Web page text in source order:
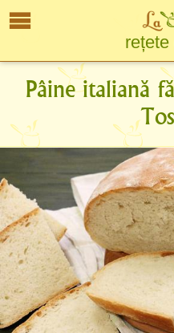
Pâine italiană